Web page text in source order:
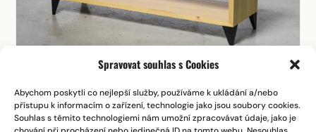
Spravovat souhlas s Cookies
Abychom poskytli co nejlepší služby, používáme k ukládání a/nebo
přístupu k informacím o zařízení, technologie jako jsou soubory cookies.
Souhlas s těmito technologiemi nám umožní zpracovávat údaje, jako je
TV stolek MONO 01